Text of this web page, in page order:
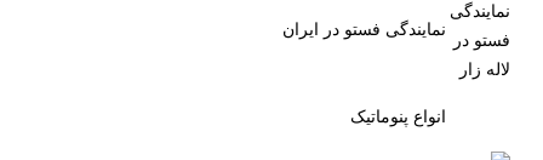
نمایندگی فستو در ایران
انواع پنوماتیک